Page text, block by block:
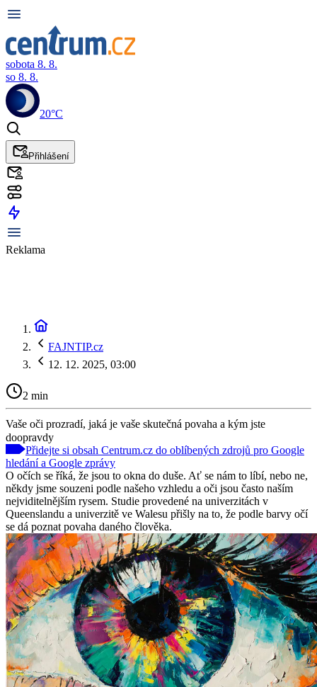
sobota 8. 8.
so 8. 8.
20°C
Přihlášení
Reklama
FAJNTIP.cz
12. 12. 2025, 03:00
2 min
Vaše oči prozradí, jaká je vaše skutečná povaha a kým jste
doopravdy
Přidejte si obsah Centrum.cz do oblíbených zdrojů pro Google
hledání a Google zprávy
O očích se říká, že jsou to okna do duše. Ať se nám to líbí, nebo ne,
někdy jsme souzeni podle našeho vzhledu a oči jsou často naším
nejviditelnějším rysem. Studie provedené na univerzitách v
Queenslandu a univerzitě ve Walesu přišly na to, že podle barvy očí
se dá poznat povaha daného člověka.